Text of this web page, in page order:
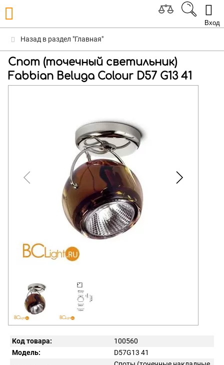
Вход
Назад в раздел "Главная"
Спот (точечный светильник)
Fabbian Beluga Colour D57 G13 41
Код товара:
100560
Модель:
D57G13 41